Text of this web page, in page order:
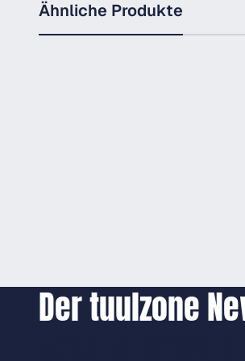
Ähnliche Produkte
Der tuulzone